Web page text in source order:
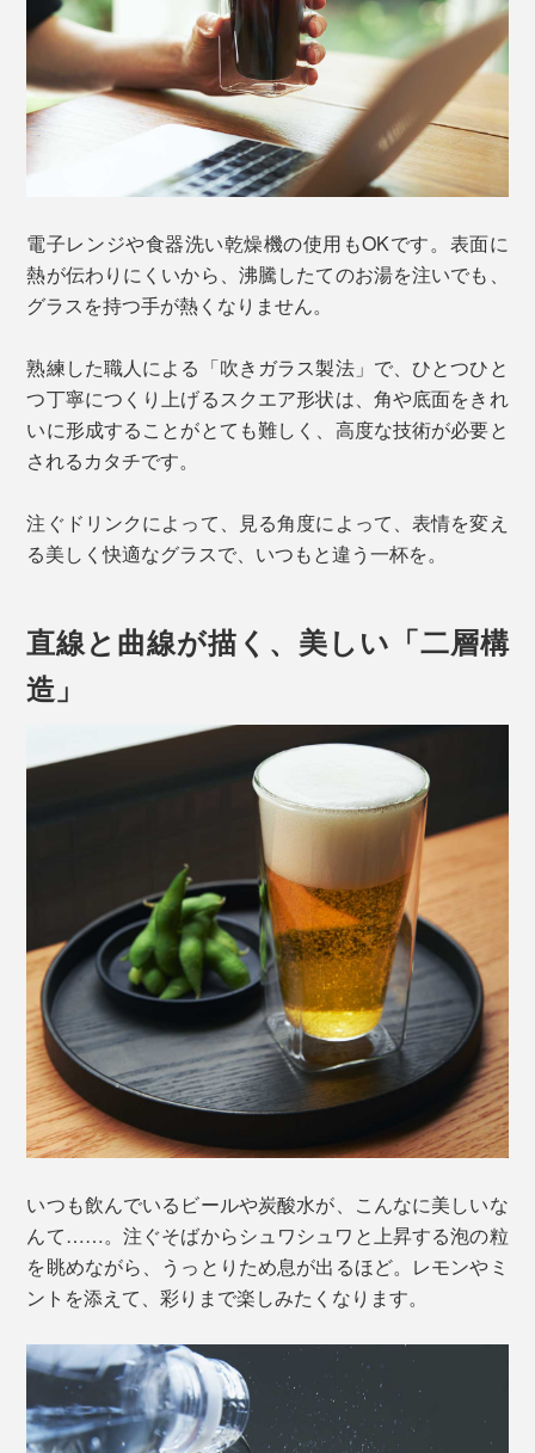
電子レンジや食器洗い乾燥機の使用もOKです。表面に
熱が伝わりにくいから、沸騰したてのお湯を注いでも、
グラスを持つ手が熱くなりません。
熟練した職人による「吹きガラス製法」で、ひとつひと
つ丁寧につくり上げるスクエア形状は、角や底面をきれ
いに形成することがとても難しく、高度な技術が必要と
されるカタチです。
注ぐドリンクによって、見る角度によって、表情を変え
る美しく快適なグラスで、いつもと違う一杯を。
直線と曲線が描く、美しい「二層構
造」
いつも飲んでいるビールや炭酸水が、こんなに美しいな
んて……。注ぐそばからシュワシュワと上昇する泡の粒
を眺めながら、うっとりため息が出るほど。レモンやミ
ントを添えて、彩りまで楽しみたくなります。